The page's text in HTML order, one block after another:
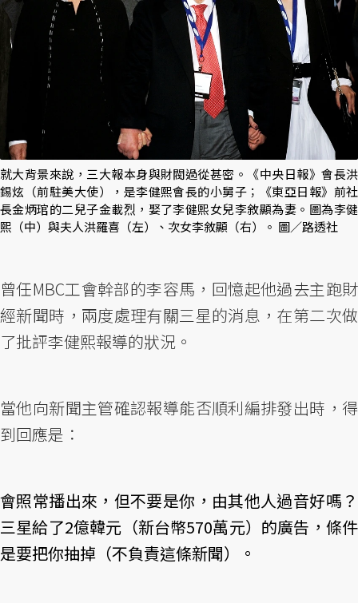
就大背景來說，三大報本身與財閥過從甚密。《中央日報》會長洪
錫炫（前駐美大使），是李健熙會長的小舅子；《東亞日報》前社
長金炳琯的二兒子金載烈，娶了李健熙女兒李敘顯為妻。圖為李健
熙（中）與夫人洪羅喜（左）、次女李敘顯（右）。 圖／路透社
曾任MBC工會幹部的李容馬，回憶起他過去主跑財
經新聞時，兩度處理有關三星的消息，在第二次做
了批評李健熙報導的狀況。
當他向新聞主管確認報導能否順利編排發出時，得
到回應是：
會照常播出來，但不要是你，由其他人過音好嗎？
三星給了2億韓元（新台幣570萬元）的廣告，條件
是要把你抽掉（不負責這條新聞）。